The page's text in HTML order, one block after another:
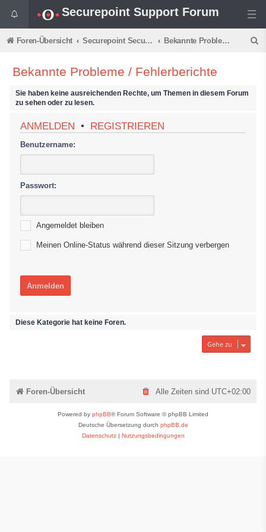
Securepoint Support Forum
Foren-Übersicht Securepoint Secure DNS Bekannte Probleme / Fehlerberichte
Bekannte Probleme / Fehlerberichte
Sie haben keine ausreichenden Rechte, um Themen in diesem Forum
zu sehen oder zu lesen.
ANMELDEN • REGISTRIEREN
Benutzername:
Passwort:
Angemeldet bleiben
Meinen Online-Status während dieser Sitzung verbergen
Diese Kategorie hat keine Foren.
Gehe zu
Foren-Übersicht Alle Zeiten sind UTC+02:00
Powered by phpBB® Forum Software © phpBB Limited
Deutsche Übersetzung durch phpBB.de
Datenschutz| Nutzungsbedingungen